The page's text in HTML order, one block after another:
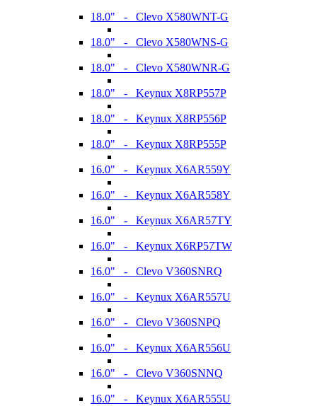
18.0" - Clevo X580WNT-G
18.0" - Clevo X580WNS-G
18.0" - Clevo X580WNR-G
18.0" - Keynux X8RP557P
18.0" - Keynux X8RP556P
18.0" - Keynux X8RP555P
16.0" - Keynux X6AR559Y
16.0" - Keynux X6AR558Y
16.0" - Keynux X6AR57TY
16.0" - Keynux X6RP57TW
16.0" - Clevo V360SNRQ
16.0" - Keynux X6AR557U
16.0" - Clevo V360SNPQ
16.0" - Keynux X6AR556U
16.0" - Clevo V360SNNQ
16.0" - Keynux X6AR555U